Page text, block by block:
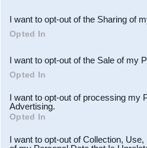
Downstream Participants
third parties.
I want to opt-out of the Sharing of
Opted In
I want to opt-out of the Sale of my
Opted In
I want to opt-out of processing my
Advertising.
Opted In
I want to opt-out of Collection,